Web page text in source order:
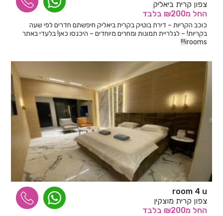
צפון קרית ביאליק
החל מ₪200 בלבד
כוכב הקריות – דירת בוטיק בקרית ביאליק חיפשתם חדרים לפי שעה
בקריות! – לגלריית תמונות ומחרים מיוחדים – היכנסו כאן! בלעדי באתר
irooms!!!
room 4 u
צפון קרית מוצקין
החל מ₪200 בלבד